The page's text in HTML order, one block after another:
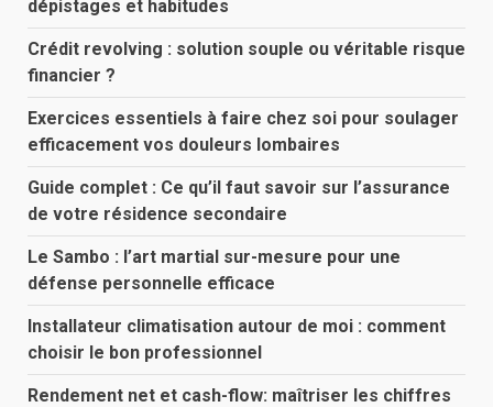
dépistages et habitudes
Crédit revolving : solution souple ou véritable risque
financier ?
Exercices essentiels à faire chez soi pour soulager
efficacement vos douleurs lombaires
Guide complet : Ce qu’il faut savoir sur l’assurance
de votre résidence secondaire
Le Sambo : l’art martial sur-mesure pour une
défense personnelle efficace
Installateur climatisation autour de moi : comment
choisir le bon professionnel
Rendement net et cash-flow: maîtriser les chiffres